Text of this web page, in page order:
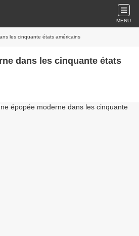
MENU
les cinquante états américains
dans les cinquante états